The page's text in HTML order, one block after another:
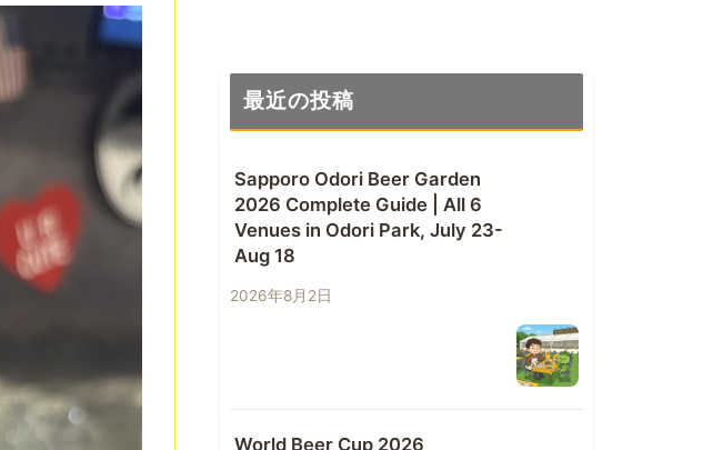
最近の投稿
Sapporo Odori Beer Garden
2026 Complete Guide | All 6
Venues in Odori Park, July 23-
Aug 18
2026年8月2日
World Beer Cup 2026